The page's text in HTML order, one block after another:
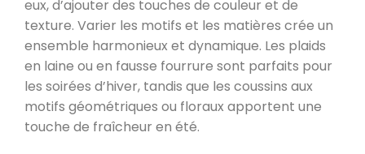
eux, d’ajouter des touches de couleur et de
texture. Varier les motifs et les matières crée un
ensemble harmonieux et dynamique. Les plaids
en laine ou en fausse fourrure sont parfaits pour
les soirées d’hiver, tandis que les coussins aux
motifs géométriques ou floraux apportent une
touche de fraîcheur en été.